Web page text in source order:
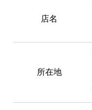
店名
所在地